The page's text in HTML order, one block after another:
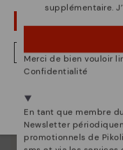
NON, JE VEUX
supplémentaire.
Merci de bien vouloir
Confidentialité
En tant que membre
Newsletter
promotionnels de